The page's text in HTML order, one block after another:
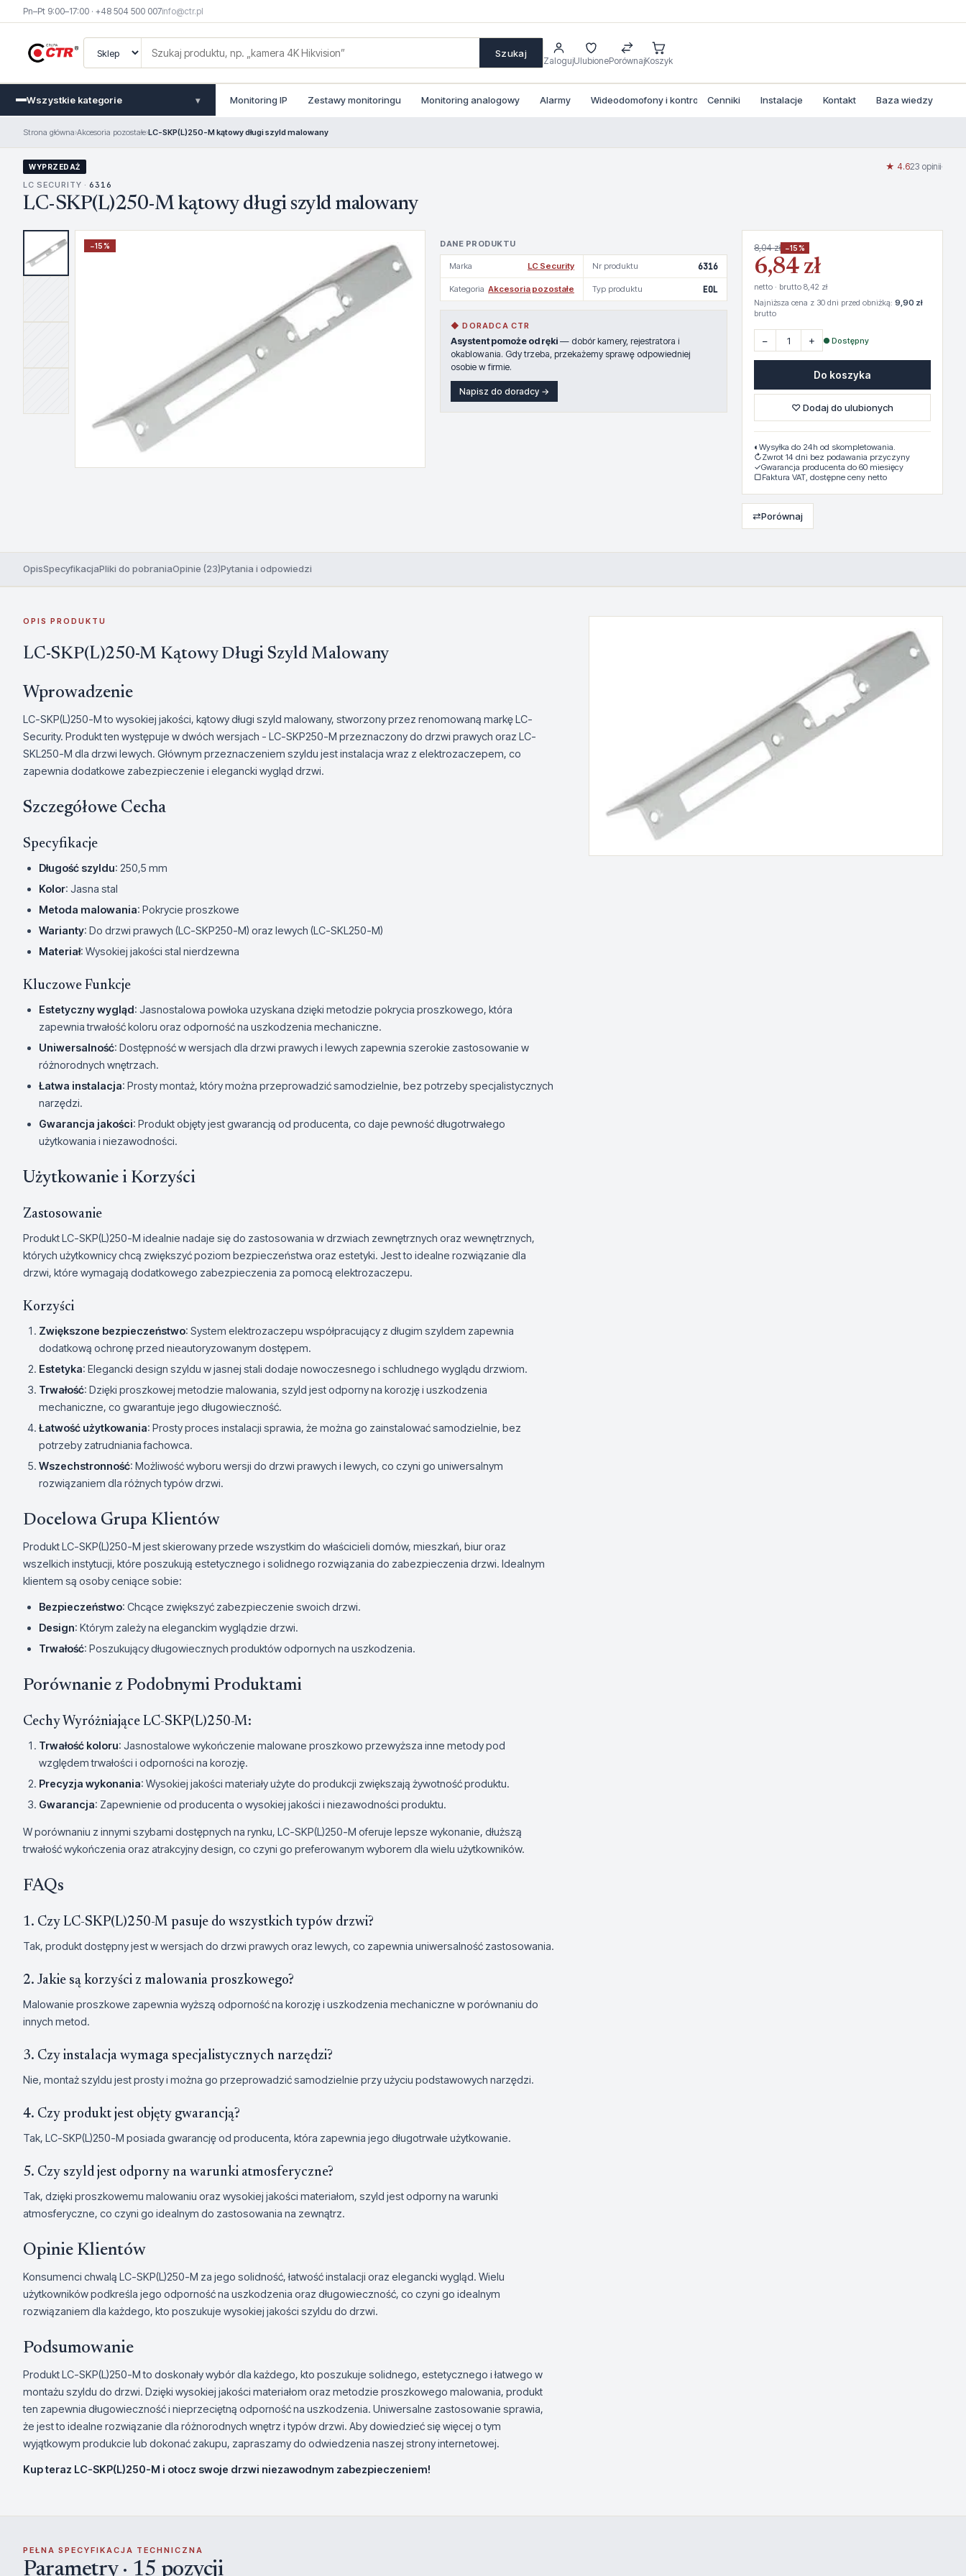
Pn–Pt 9:00–17:00 · +48 504 500 007info@ctr.pl
Szukaj
ZalogujUlubionePorównajKoszyk
Wszystkie kategorie ▾ Monitoring IP Zestawy monitoringu Monitoring analogowy Alarmy Wideodomofony i kontrola dostepu
Cenniki Instalacje Kontakt Baza wiedzy
Strona główna›Akcesoria pozostałe›LC-SKP(L)250-M kątowy długi szyld malowany
WYPRZEDAŻ
LC SECURITY · 6316
LC-SKP(L)250-M kątowy długi szyld malowany
★ 4.623 opinii·
−15% DANE PRODUKTU
Marka LC Security Nr produktu 6316
Kategoria Akcesoria pozostałe Typ produktu EOL
◆ DORADCA CTR
Asystent pomoże od ręki — dobór kamery, rejestratora i
okablowania. Gdy trzeba, przekażemy sprawę odpowiedniej
osobie w firmie.
Napisz do doradcy →
8,04 zł −15%
6,84 zł
netto · brutto 8,42 zł
Najniższa cena z 30 dni przed obniżką: 9,90 zł
brutto
− + ● Dostępny
Do koszyka
♡ Dodaj do ulubionych
◐ Wysyłka do 24h od skompletowania.
↻Zwrot 14 dni bez podawania przyczyny
✓Gwarancja producenta do 60 miesięcy
▢Faktura VAT, dostępne ceny netto
⇄Porównaj
OpisSpecyfikacjaPliki do pobraniaOpinie (23)Pytania i odpowiedzi
OPIS PRODUKTU
LC-SKP(L)250-M Kątowy Długi Szyld Malowany
Wprowadzenie
LC-SKP(L)250-M to wysokiej jakości, kątowy długi szyld malowany, stworzony przez renomowaną markę LC-
Security. Produkt ten występuje w dwóch wersjach - LC-SKP250-M przeznaczony do drzwi prawych oraz LC-
SKL250-M dla drzwi lewych. Głównym przeznaczeniem szyldu jest instalacja wraz z elektrozaczepem, co
zapewnia dodatkowe zabezpieczenie i elegancki wygląd drzwi.
Szczegółowe Cecha
Specyfikacje
Długość szyldu: 250,5 mm
Kolor: Jasna stal
Metoda malowania: Pokrycie proszkowe
Warianty: Do drzwi prawych (LC-SKP250-M) oraz lewych (LC-SKL250-M)
Materiał: Wysokiej jakości stal nierdzewna
Kluczowe Funkcje
Estetyczny wygląd: Jasnostalowa powłoka uzyskana dzięki metodzie pokrycia proszkowego, która
zapewnia trwałość koloru oraz odporność na uszkodzenia mechaniczne.
Uniwersalność: Dostępność w wersjach dla drzwi prawych i lewych zapewnia szerokie zastosowanie w
różnorodnych wnętrzach.
Łatwa instalacja: Prosty montaż, który można przeprowadzić samodzielnie, bez potrzeby specjalistycznych
narzędzi.
Gwarancja jakości: Produkt objęty jest gwarancją od producenta, co daje pewność długotrwałego
użytkowania i niezawodności.
Użytkowanie i Korzyści
Zastosowanie
Produkt LC-SKP(L)250-M idealnie nadaje się do zastosowania w drzwiach zewnętrznych oraz wewnętrznych,
których użytkownicy chcą zwiększyć poziom bezpieczeństwa oraz estetyki. Jest to idealne rozwiązanie dla
drzwi, które wymagają dodatkowego zabezpieczenia za pomocą elektrozaczepu.
Korzyści
Zwiększone bezpieczeństwo: System elektrozaczepu współpracujący z długim szyldem zapewnia
dodatkową ochronę przed nieautoryzowanym dostępem.
Estetyka: Elegancki design szyldu w jasnej stali dodaje nowoczesnego i schludnego wyglądu drzwiom.
Trwałość: Dzięki proszkowej metodzie malowania, szyld jest odporny na korozję i uszkodzenia
mechaniczne, co gwarantuje jego długowieczność.
Łatwość użytkowania: Prosty proces instalacji sprawia, że można go zainstalować samodzielnie, bez
potrzeby zatrudniania fachowca.
Wszechstronność: Możliwość wyboru wersji do drzwi prawych i lewych, co czyni go uniwersalnym
rozwiązaniem dla różnych typów drzwi.
Docelowa Grupa Klientów
Produkt LC-SKP(L)250-M jest skierowany przede wszystkim do właścicieli domów, mieszkań, biur oraz
wszelkich instytucji, które poszukują estetycznego i solidnego rozwiązania do zabezpieczenia drzwi. Idealnym
klientem są osoby ceniące sobie:
Bezpieczeństwo: Chcące zwiększyć zabezpieczenie swoich drzwi.
Design: Którym zależy na eleganckim wyglądzie drzwi.
Trwałość: Poszukujący długowiecznych produktów odpornych na uszkodzenia.
Porównanie z Podobnymi Produktami
Cechy Wyróżniające LC-SKP(L)250-M:
Trwałość koloru: Jasnostalowe wykończenie malowane proszkowo przewyższa inne metody pod
względem trwałości i odporności na korozję.
Precyzja wykonania: Wysokiej jakości materiały użyte do produkcji zwiększają żywotność produktu.
Gwarancja: Zapewnienie od producenta o wysokiej jakości i niezawodności produktu.
W porównaniu z innymi szybami dostępnych na rynku, LC-SKP(L)250-M oferuje lepsze wykonanie, dłuższą
trwałość wykończenia oraz atrakcyjny design, co czyni go preferowanym wyborem dla wielu użytkowników.
FAQs
1. Czy LC-SKP(L)250-M pasuje do wszystkich typów drzwi?
Tak, produkt dostępny jest w wersjach do drzwi prawych oraz lewych, co zapewnia uniwersalność zastosowania.
2. Jakie są korzyści z malowania proszkowego?
Malowanie proszkowe zapewnia wyższą odporność na korozję i uszkodzenia mechaniczne w porównaniu do
innych metod.
3. Czy instalacja wymaga specjalistycznych narzędzi?
Nie, montaż szyldu jest prosty i można go przeprowadzić samodzielnie przy użyciu podstawowych narzędzi.
4. Czy produkt jest objęty gwarancją?
Tak, LC-SKP(L)250-M posiada gwarancję od producenta, która zapewnia jego długotrwałe użytkowanie.
5. Czy szyld jest odporny na warunki atmosferyczne?
Tak, dzięki proszkowemu malowaniu oraz wysokiej jakości materiałom, szyld jest odporny na warunki
atmosferyczne, co czyni go idealnym do zastosowania na zewnątrz.
Opinie Klientów
Konsumenci chwalą LC-SKP(L)250-M za jego solidność, łatwość instalacji oraz elegancki wygląd. Wielu
użytkowników podkreśla jego odporność na uszkodzenia oraz długowieczność, co czyni go idealnym
rozwiązaniem dla każdego, kto poszukuje wysokiej jakości szyldu do drzwi.
Podsumowanie
Produkt LC-SKP(L)250-M to doskonały wybór dla każdego, kto poszukuje solidnego, estetycznego i łatwego w
montażu szyldu do drzwi. Dzięki wysokiej jakości materiałom oraz metodzie proszkowego malowania, produkt
ten zapewnia długowieczność i nieprzeciętną odporność na uszkodzenia. Uniwersalne zastosowanie sprawia,
że jest to idealne rozwiązanie dla różnorodnych wnętrz i typów drzwi. Aby dowiedzieć się więcej o tym
wyjątkowym produkcie lub dokonać zakupu, zapraszamy do odwiedzenia naszej strony internetowej.
Kup teraz LC-SKP(L)250-M i otocz swoje drzwi niezawodnym zabezpieczeniem!
PEŁNA SPECYFIKACJA TECHNICZNA
Parametry · 15 pozycji